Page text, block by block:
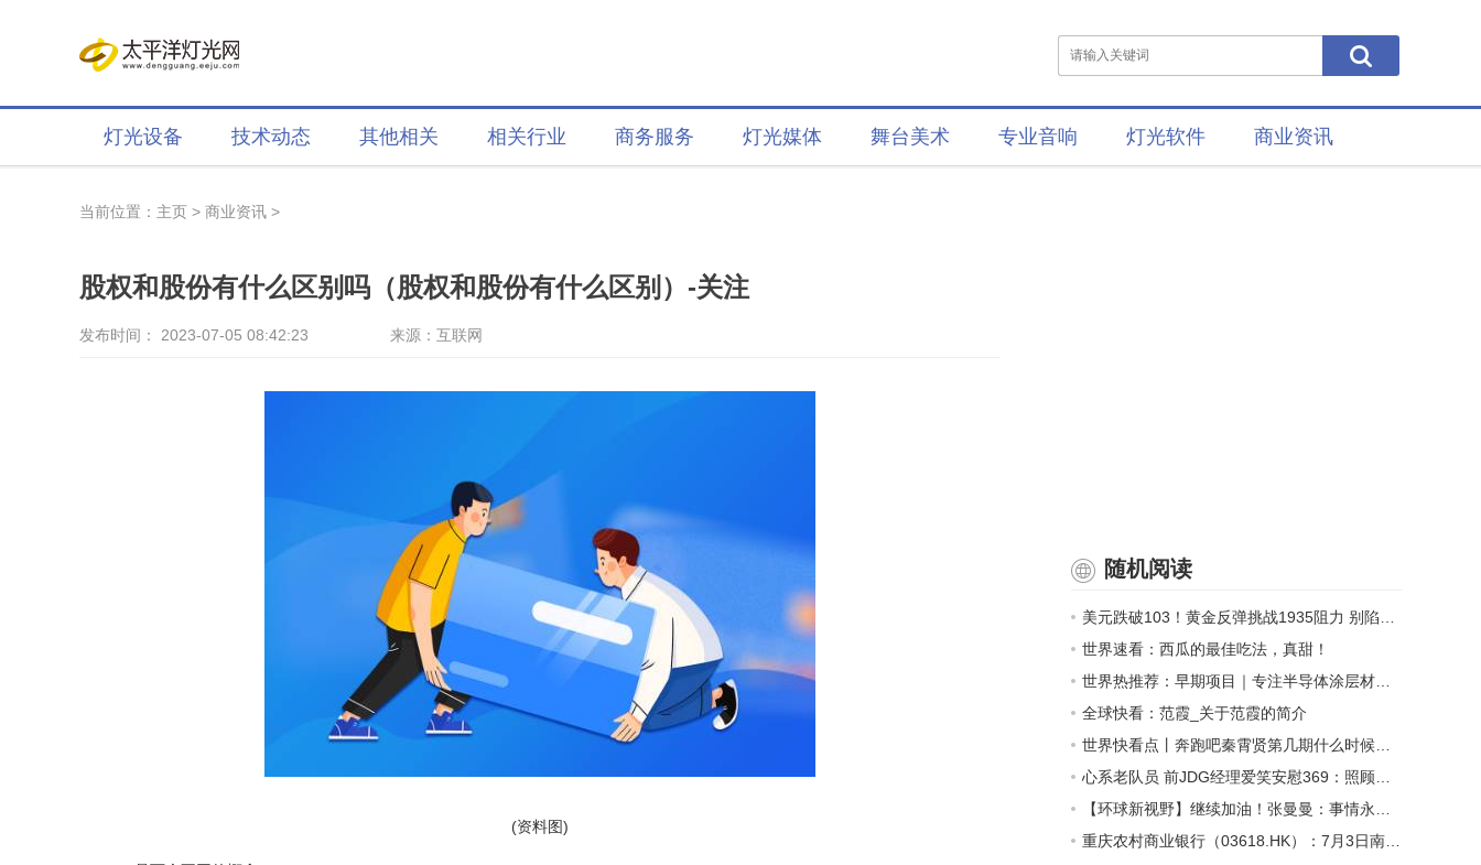
灯光设备 技术动态 其他相关 相关行业 商务服务 灯光媒体 舞台美术 专业音响 灯光软件 商业资讯
当前位置： 主页 > 商业资讯 >
股权和股份有什么区别吗（股权和股份有什么区别）-关注
发布时间： 2023-07-05 08:42:23 来源：互联网
(资料图)
随机阅读
世界速看：西瓜的最佳吃法，真甜！
全球快看：范霞_关于范霞的简介